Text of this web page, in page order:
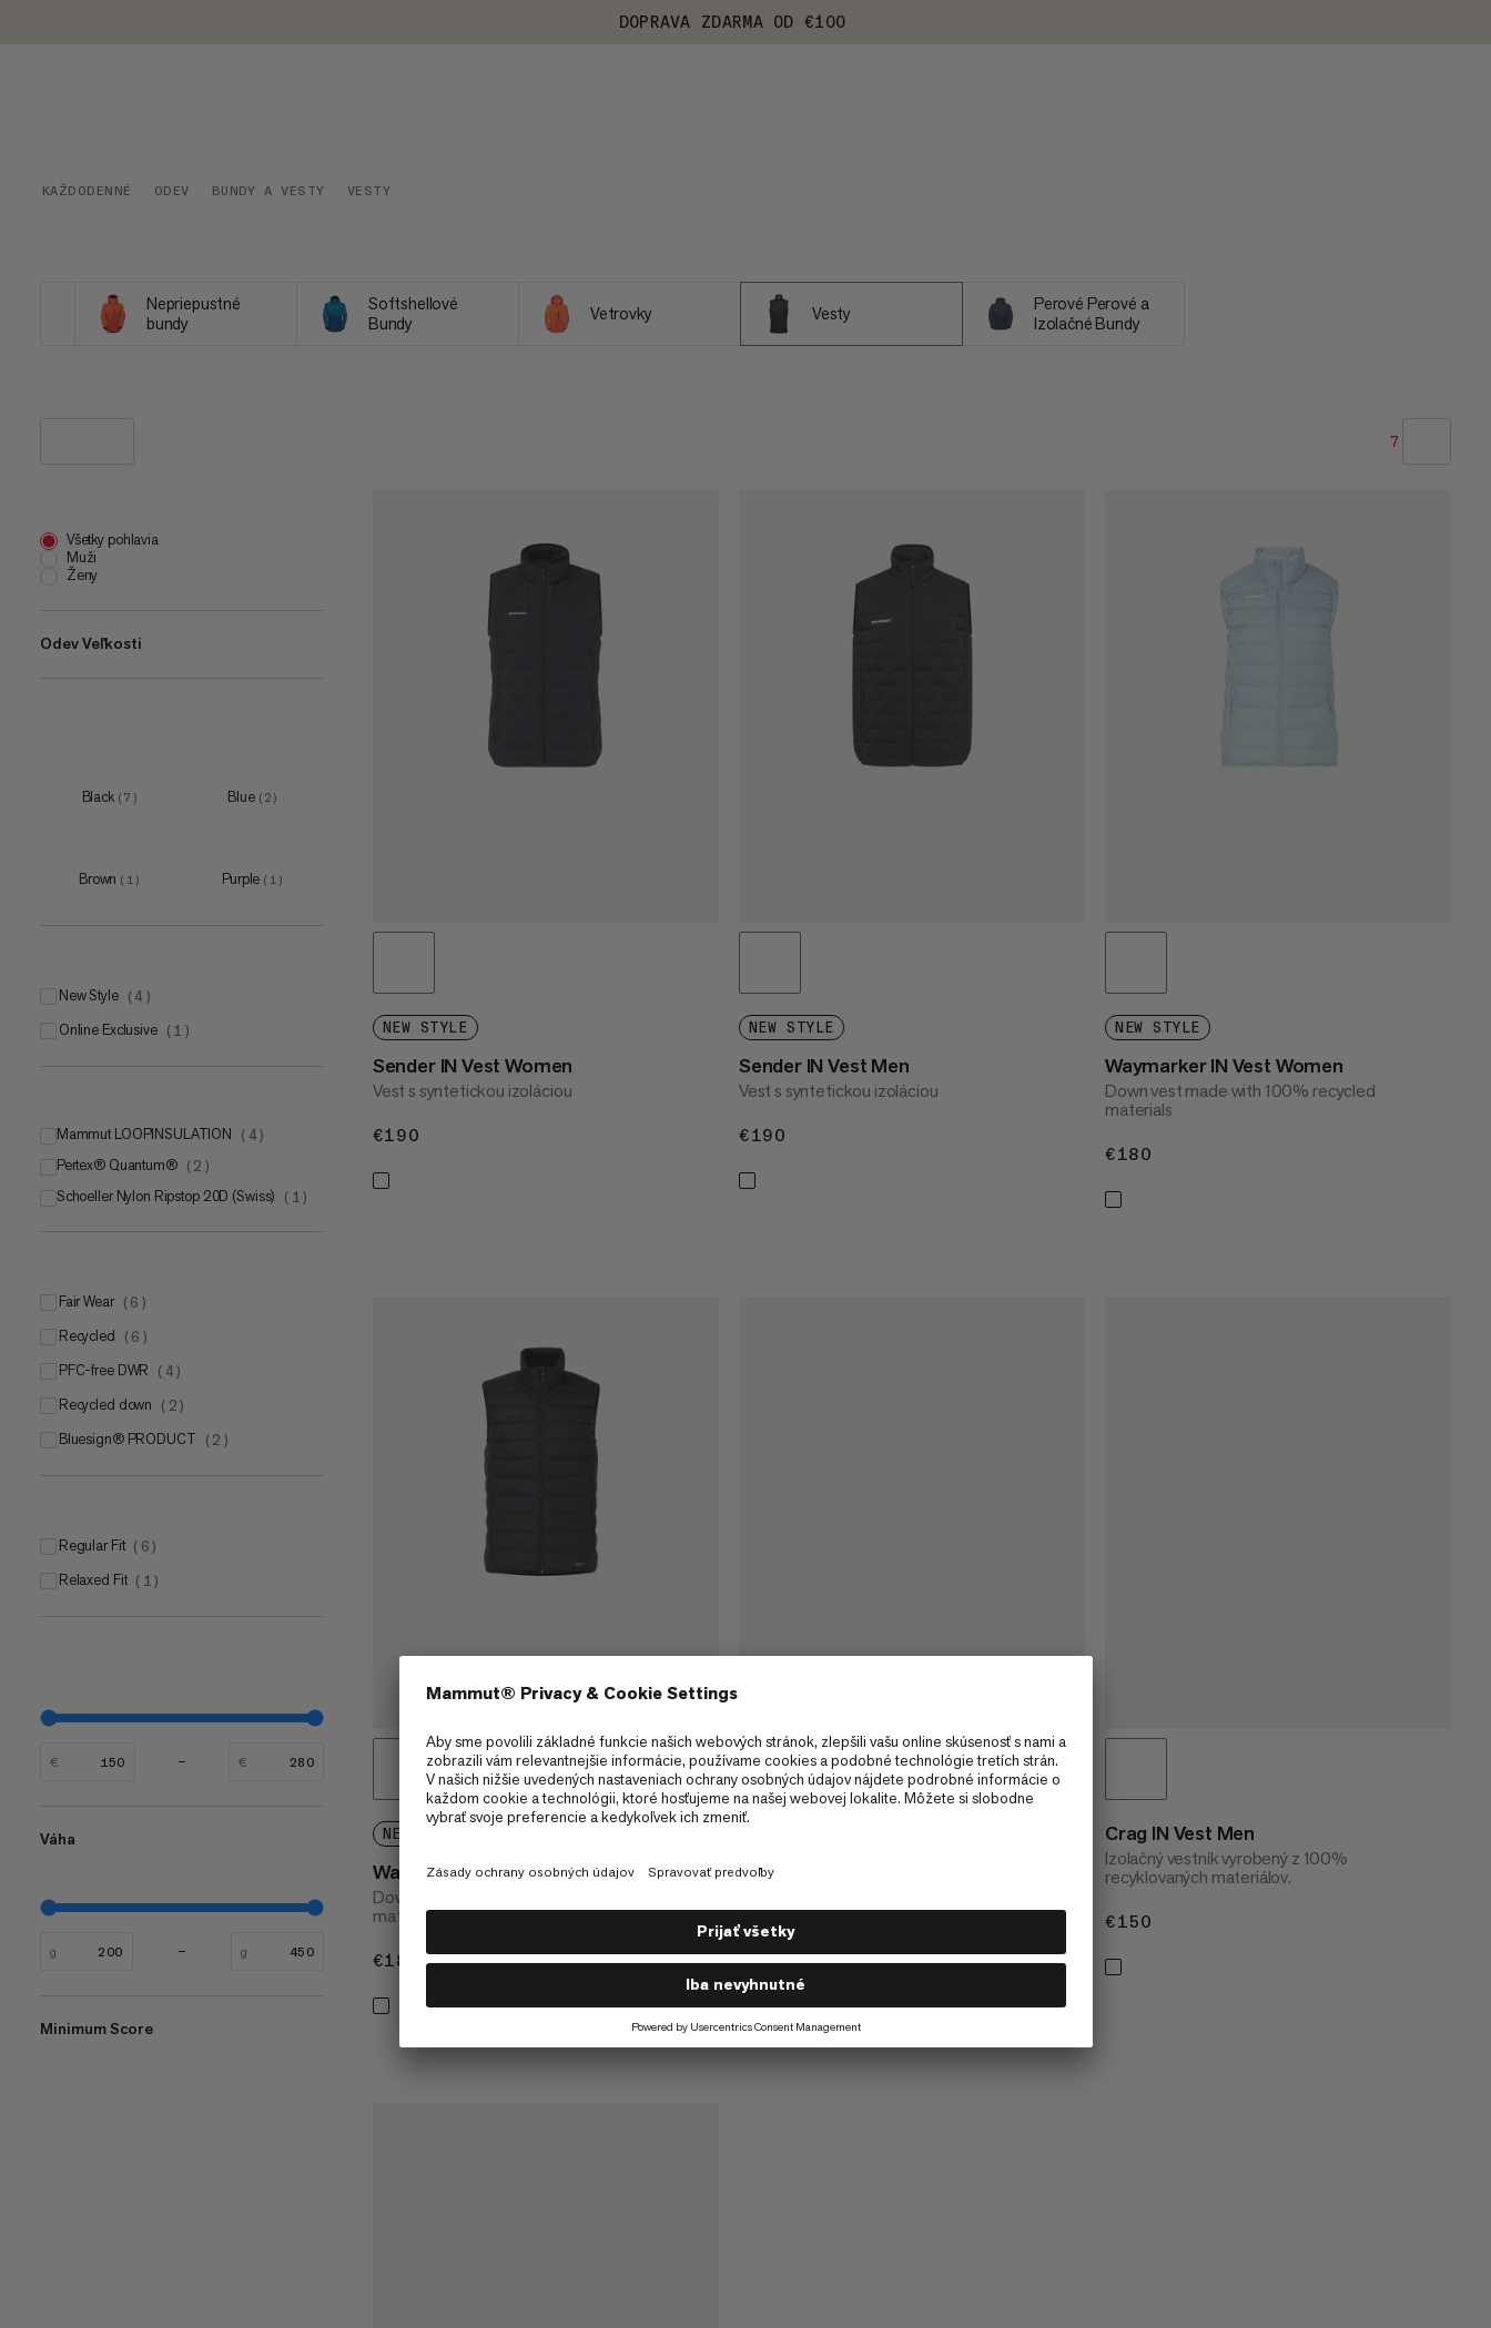
DOPRAVA ZDARMA OD €100
KAŽDODENNÉ ODEV BUNDY A VESTY VESTY
Nepriepustné
bundy
Softshellové
Bundy
Vetrovky Vesty
Perové Perové a
Izolačné Bundy
7
ČO JE NOVÉHO
Všetky pohlavia
Muži
Ženy
Odev Veľkosti
XXL (4)
Black ( 7 ) Blue ( 2 )
Brown ( 1 ) Purple ( 1 )
New Style ( 4 )
Online Exclusive ( 1 )
Mammut LOOPINSULATION ( 4 )
Pertex® Quantum® ( 2 )
Schoeller Nylon Ripstop 20D (Swiss) ( 1 )
Fair Wear ( 6 )
Recycled ( 6 )
PFC-free DWR ( 4 )
Recycled down ( 2 )
bluesign® PRODUCT ( 2 )
Regular Fit ( 6 )
Relaxed Fit ( 1 )
€ €
Váha
g g
Minimum Score
NEW STYLE
Sender IN Vest Women
Vest s syntetickou izoláciou
€190
NEW STYLE
Sender IN Vest Men
Vest s syntetickou izoláciou
€190
NEW STYLE
Waymarker IN Vest Women
Down vest made with 100% recycled
materials
€180
NEW STYLE
Waymarker IN Vest Men
Down vest made with 100% recycled
materials
€180 €180
Valley Light IN Vest Men
€280€280
Crag IN Vest Men
Izolačný vestník vyrobený z 100%
recyklovaných materiálov.
€150